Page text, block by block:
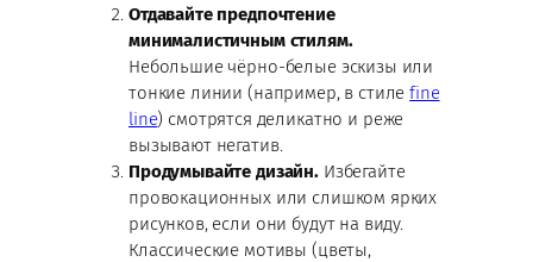
Отдавайте предпочтение
минималистичным стилям.
Небольшие чёрно-белые эскизы или
тонкие линии (например, в стилеfine
line) смотрятся деликатно и реже
вызывают негатив.
Продумывайте дизайн. Избегайте
провокационных или слишком ярких
рисунков, если они будут на виду.
Классические мотивы (цветы,